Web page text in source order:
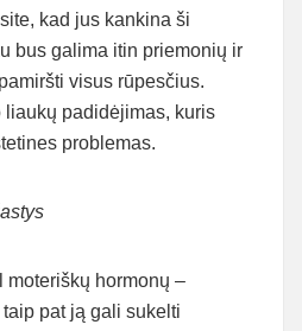
kad jus kankina ši
bus galima itin priemonių ir
visus rūpesčius.
padidėjimas, kuris
problemas.
moteriškų hormonų –
pat ją gali sukelti